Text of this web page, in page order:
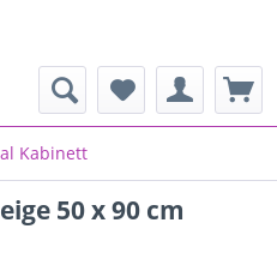
Kabinett
50 x 90 cm